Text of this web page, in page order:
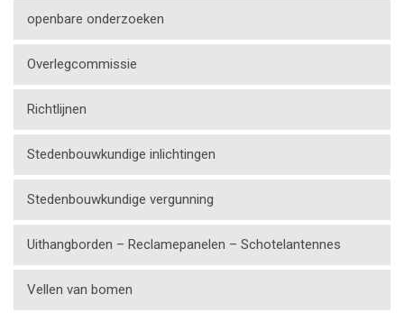
openbare onderzoeken
Overlegcommissie
Richtlijnen
Stedenbouwkundige inlichtingen
Stedenbouwkundige vergunning
Uithangborden – Reclamepanelen – Schotelantennes
Vellen van bomen